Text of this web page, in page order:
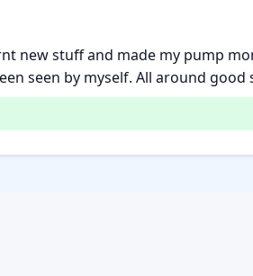
new stuff and made my pump
seen by myself. All around good